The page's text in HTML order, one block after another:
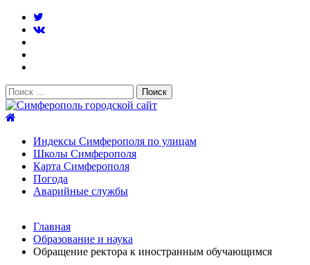
Поиск:
Индексы Симферополя по улицам
Школы Симферополя
Карта Симферополя
Погода
Аварийные службы
После атаки БПЛА на поезд Москва–Симферополь в
Крыму эвакуировали всех пассажиро...08.06.2026
Главная
Образование и наука
Обращение ректора к иностранным обучающимся